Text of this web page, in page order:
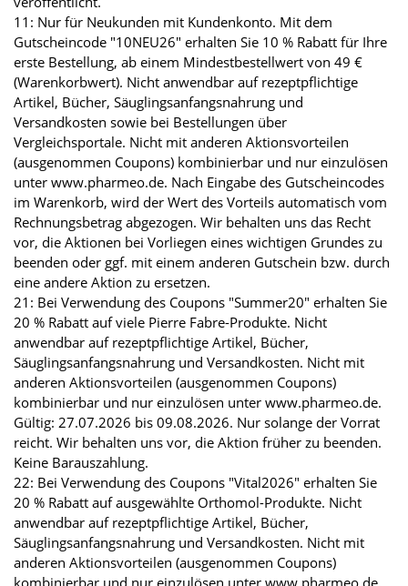
11: Nur für Neukunden mit Kundenkonto. Mit dem
Gutscheincode "10NEU26" erhalten Sie 10 % Rabatt für Ihre
erste Bestellung, ab einem Mindestbestellwert von 49 €
(Warenkorbwert). Nicht anwendbar auf rezeptpflichtige
Artikel, Bücher, Säuglingsanfangsnahrung und
Versandkosten sowie bei Bestellungen über
Vergleichsportale. Nicht mit anderen Aktionsvorteilen
(ausgenommen Coupons) kombinierbar und nur einzulösen
unter www.pharmeo.de. Nach Eingabe des Gutscheincodes
im Warenkorb, wird der Wert des Vorteils automatisch vom
Rechnungsbetrag abgezogen. Wir behalten uns das Recht
vor, die Aktionen bei Vorliegen eines wichtigen Grundes zu
beenden oder ggf. mit einem anderen Gutschein bzw. durch
eine andere Aktion zu ersetzen.
21: Bei Verwendung des Coupons "Summer20" erhalten Sie
20 % Rabatt auf viele Pierre Fabre-Produkte. Nicht
anwendbar auf rezeptpflichtige Artikel, Bücher,
Säuglingsanfangsnahrung und Versandkosten. Nicht mit
anderen Aktionsvorteilen (ausgenommen Coupons)
kombinierbar und nur einzulösen unter www.pharmeo.de.
Gültig: 27.07.2026 bis 09.08.2026. Nur solange der Vorrat
reicht. Wir behalten uns vor, die Aktion früher zu beenden.
Keine Barauszahlung.
22: Bei Verwendung des Coupons "Vital2026" erhalten Sie
20 % Rabatt auf ausgewählte Orthomol-Produkte. Nicht
anwendbar auf rezeptpflichtige Artikel, Bücher,
Säuglingsanfangsnahrung und Versandkosten. Nicht mit
anderen Aktionsvorteilen (ausgenommen Coupons)